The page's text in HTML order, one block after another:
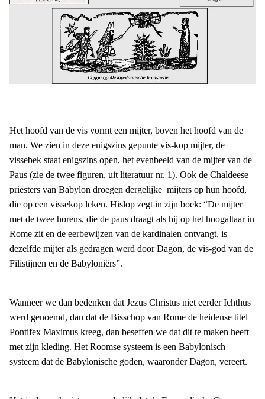
Het hoofd van de vis vormt een mijter, boven het hoofd van de
man. We zien in deze enigszins gepunte vis-kop mijter, de
vissebek staat enigszins open, het evenbeeld van de mijter van de
Paus (zie de twee figuren, uit literatuur nr. 1). Ook de Chaldeese
priesters van Babylon droegen dergelijke mijters op hun hoofd,
die op een vissekop leken. Hislop zegt in zijn boek: “De mijter
met de twee horens, die de paus draagt als hij op het hoogaltaar in
Rome zit en de eerbewijzen van de kardinalen ontvangt, is
dezelfde mijter als gedragen werd door Dagon, de vis-god van de
Filistijnen en de Babyloniërs”.
Wanneer we dan bedenken dat Jezus Christus niet eerder Ichthus
werd genoemd, dan dat de Bisschop van Rome de heidense titel
Pontifex Maximus kreeg, dan beseffen we dat dit te maken heeft
met zijn kleding. Het Roomse systeem is een Babylonisch
systeem dat de Babylonische goden, waaronder Dagon, vereert.